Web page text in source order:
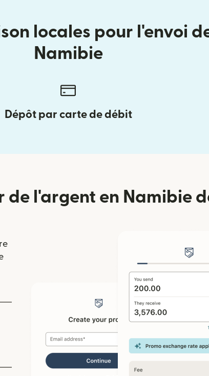
locales pour l'envoi
Namibie
Dépôt par carte de débit
de l'argent en Namibie
dans une nouvelle fenêtre)
dans une nouvelle fenêtre)